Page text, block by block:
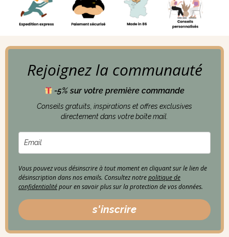
Rejoignez la communauté
-5% sur votre première commande
Conseils gratuits, inspirations et offres exclusives
directement dans votre boîte mail.
Vous pouvez vous désinscrire à tout moment en cliquant sur le lien de
désinscription dans nos emails. Consultez notrepolitique de
confidentialitépour en savoir plus sur la protection de vos données.
s'inscrire